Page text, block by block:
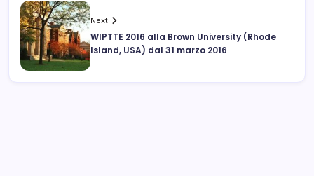
Next
WIPTTE 2016 alla Brown University (Rhode
Island, USA) dal 31 marzo 2016